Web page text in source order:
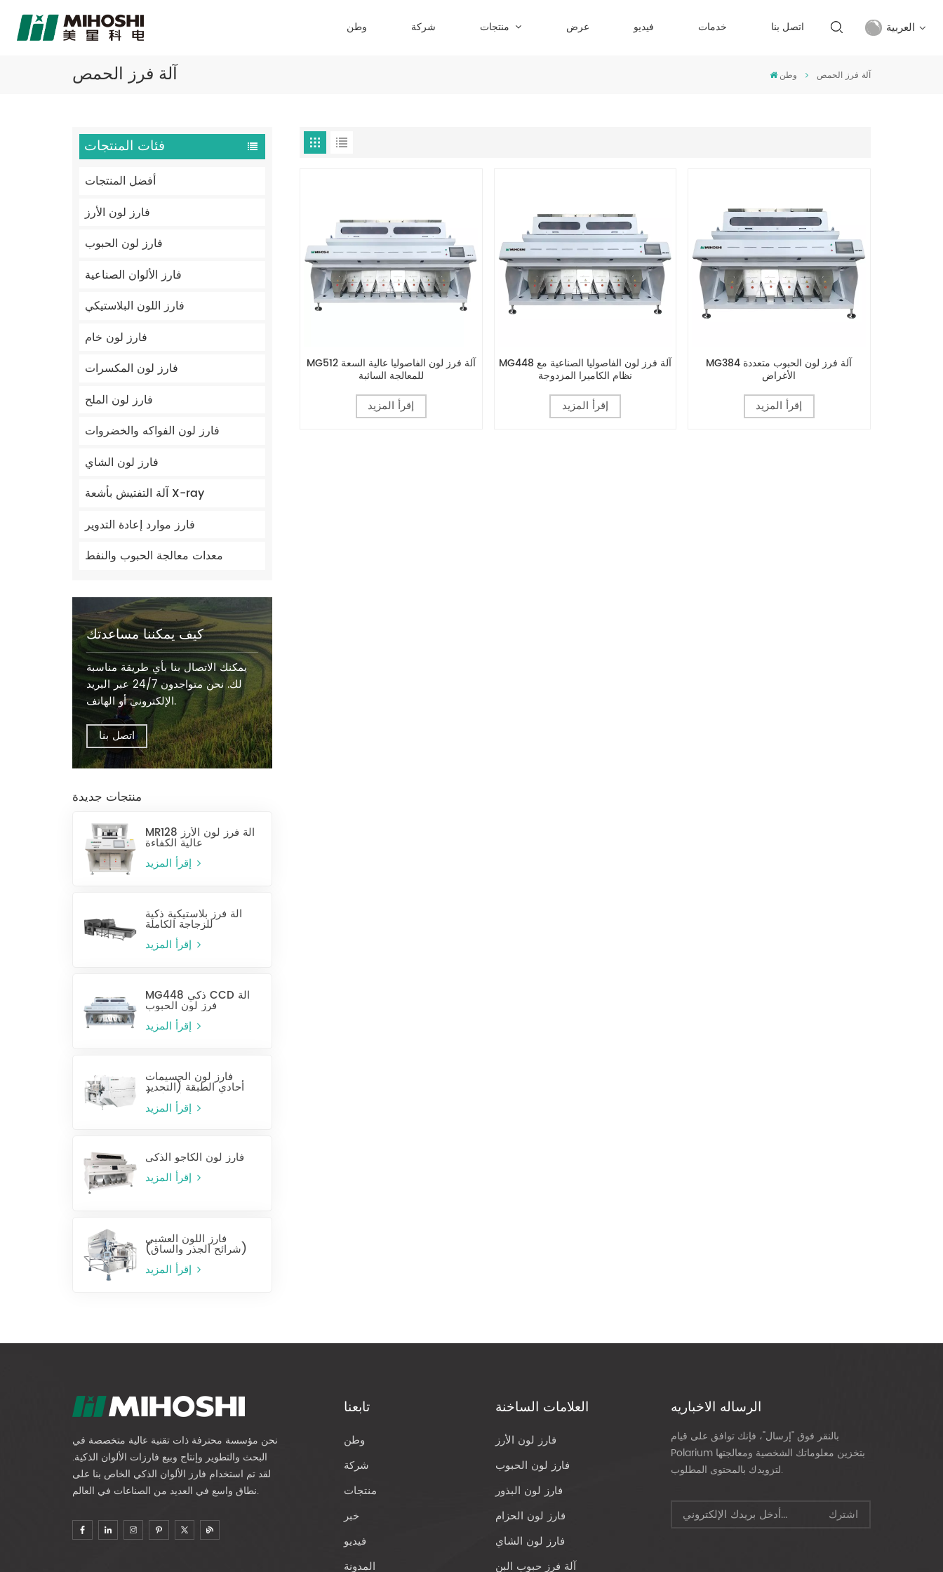
وطن شركة عرض فيديو خدمات اتصل بنا العربية
العربية
中文
آلة فرز الحمص وطن آلة فرز الحمص
فئات المنتجات
أفضل المنتجات
فارز لون الأرز
فارز لون الحبوب
فارز الألوان الصناعية
فارز اللون البلاستيكي
فارز لون خام
فارز لون المكسرات
فارز لون الملح
فارز لون الفواكه والخضروات
فارز لون الشاي
آلة التفتيش بأشعة X-ray
فارز موارد إعادة التدوير
معدات معالجة الحبوب والنفط
كيف يمكننا مساعدتك
يمكنك الاتصال بنا بأي طريقة مناسبة
لك. نحن متواجدون 24/7 عبر البريد
الإلكتروني أو الهاتف.
اتصل بنا
منتجات جديدة
MR128 آلة فرز لون الأرز
عالية الكفاءة
إقرأ المزيد
آلة فرز بلاستيكية ذكية
للزجاجة الكاملة
إقرأ المزيد
MG448 ذكي CCD آلة
فرز لون الحبوب
إقرأ المزيد
فارز لون الجسيمات
أحادي الطبقة (التحديد
الرطب)
إقرأ المزيد
فارز لون الكاجو الذكي
إقرأ المزيد
فارز اللون العشبي
(شرائح الجذر والساق)
إقرأ المزيد
MG512 آلة فرز لون الفاصوليا عالية السعة
للمعالجة السائبة
إقرأ المزيد
MG448 آلة فرز لون الفاصوليا الصناعية مع
نظام الكاميرا المزدوجة
إقرأ المزيد
MG384 آلة فرز لون الحبوب متعددة
الأغراض
إقرأ المزيد
نحن مؤسسة محترفة ذات تقنية عالية متخصصة في
البحث والتطوير وإنتاج وبيع فارزات الألوان الذكية.
لقد تم استخدام فارز الألوان الذكي الخاص بنا على
نطاق واسع في العديد من الصناعات في العالم.
تابعنا
وطن
شركة
منتجات
خبر
فيديو
المدونة
العلامات الساخنة
فارز لون الأرز
فارز لون الحبوب
فارز لون البذور
فارز لون الحزام
فارز لون الشاي
آلة فرز حبوب البن
الرساله الاخباريه
بالنقر فوق "إرسال"، فإنك توافق على قيام
Polarium بتخزين معلوماتك الشخصية ومعالجتها
لتزويدك بالمحتوى المطلوب.